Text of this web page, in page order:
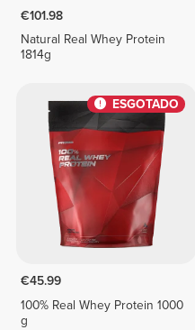
€101.98
Natural Real Whey Protein
1814g
ESGOTADO
€45.99
100% Real Whey Protein 1000
g